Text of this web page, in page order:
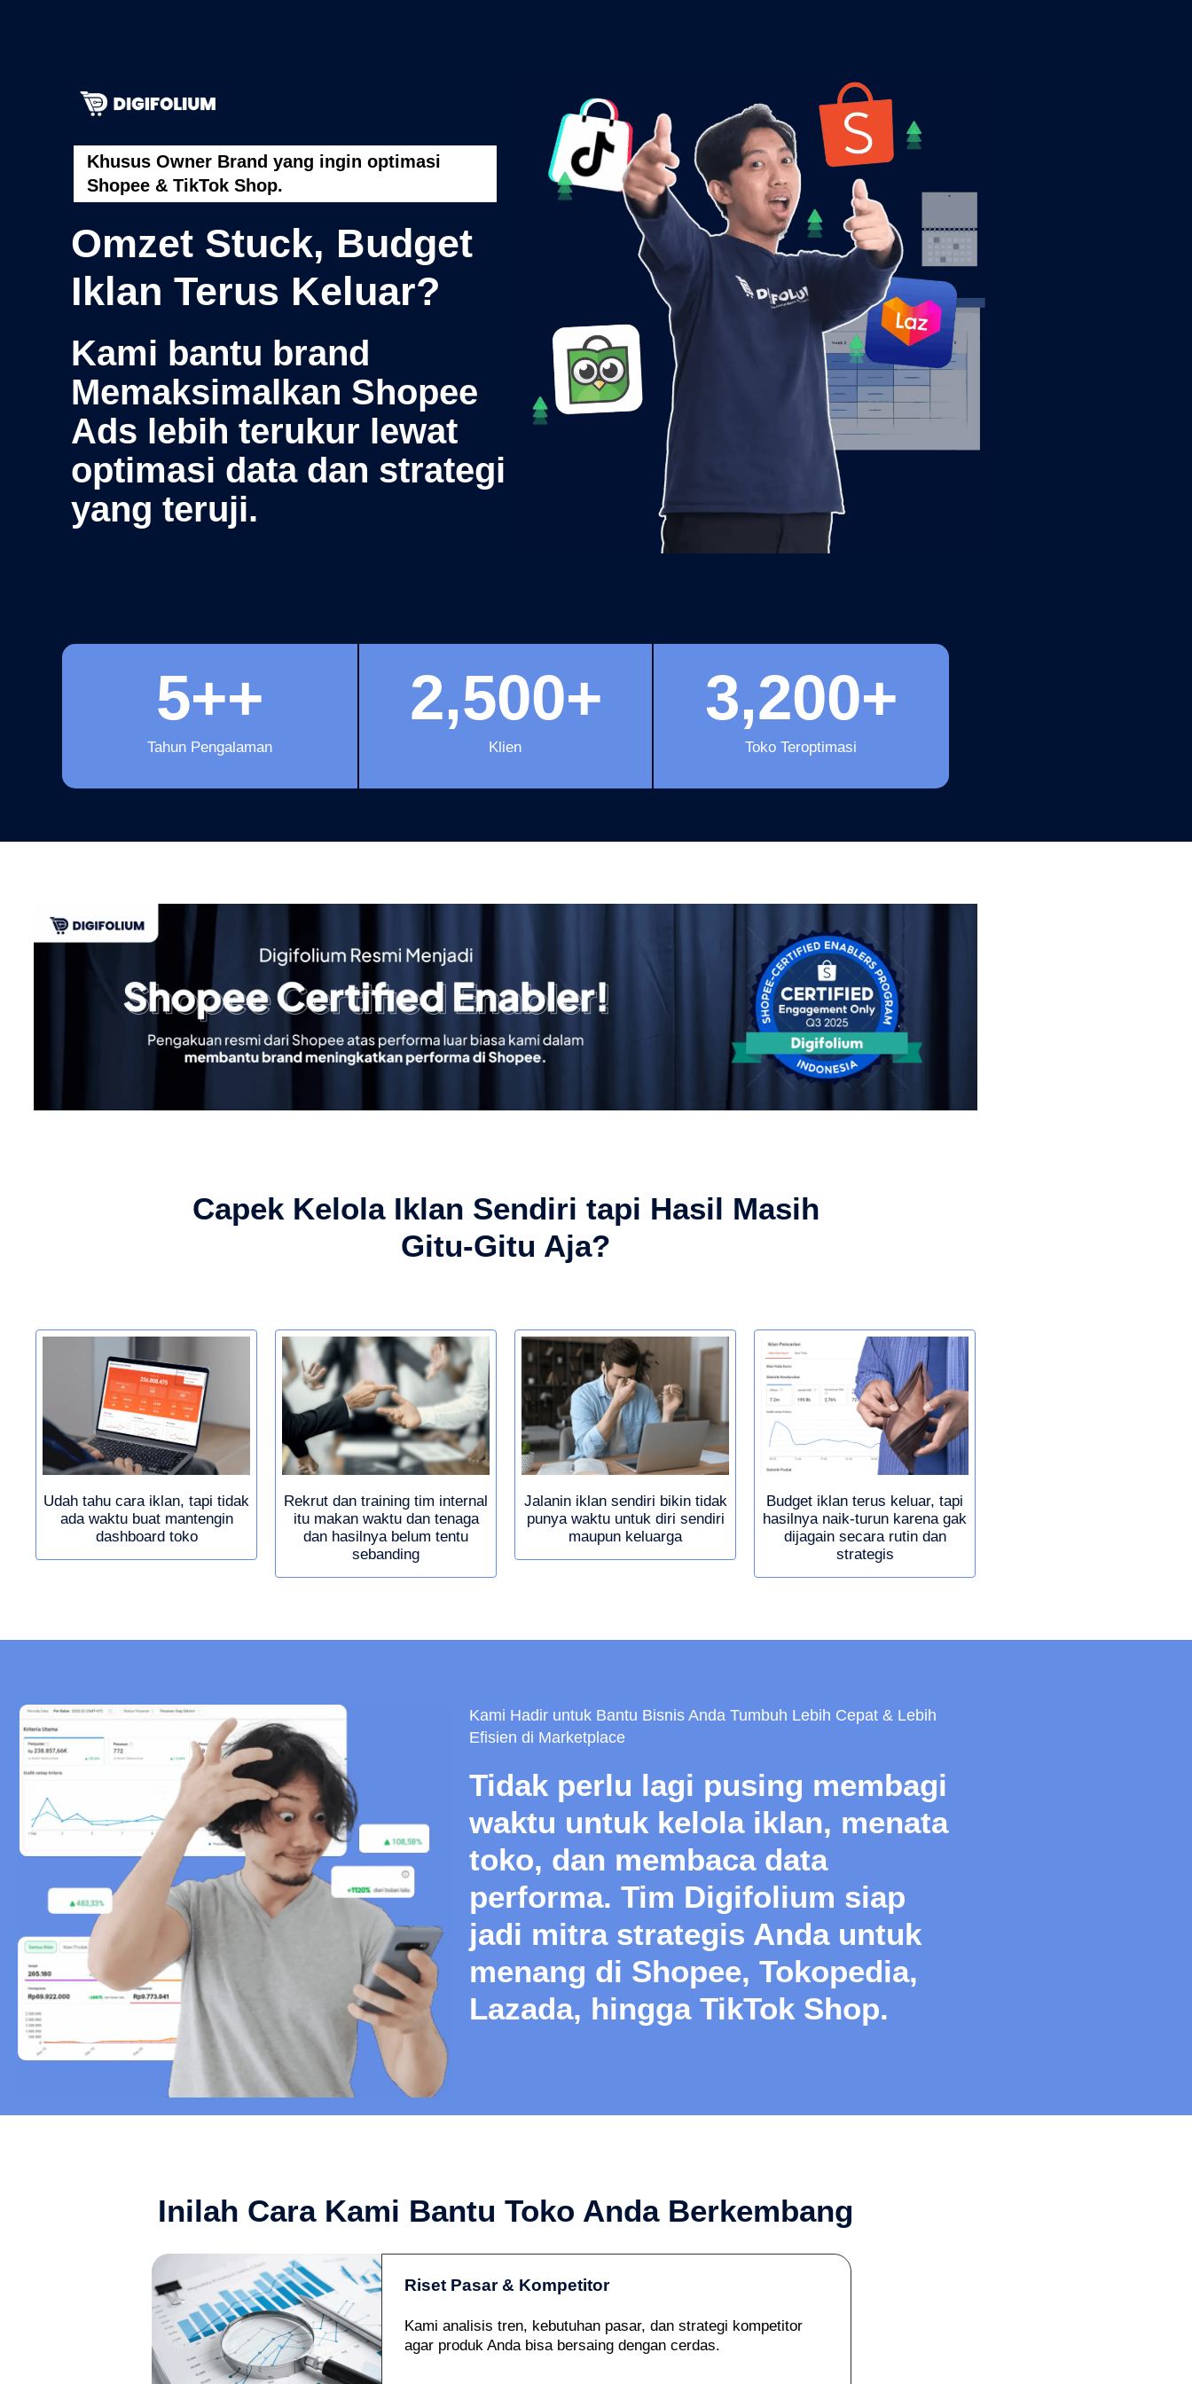
Khusus Owner Brand yang ingin optimasi
Shopee & TikTok Shop.
Omzet Stuck, Budget
Iklan Terus Keluar?
Kami bantu brand
Memaksimalkan Shopee
Ads lebih terukur lewat
optimasi data dan strategi
yang teruji.
Tahun Pengalaman
5++
Klien
2,500+
Toko Teroptimasi
3,200+
Capek Kelola Iklan Sendiri tapi Hasil Masih
Gitu-Gitu Aja?
Udah tahu cara iklan, tapi tidak
ada waktu buat mantengin
dashboard toko
Rekrut dan training tim internal
itu makan waktu dan tenaga
dan hasilnya belum tentu
sebanding
Jalanin iklan sendiri bikin tidak
punya waktu untuk diri sendiri
maupun keluarga
Budget iklan terus keluar, tapi
hasilnya naik-turun karena gak
dijagain secara rutin dan
strategis
Kami Hadir untuk Bantu Bisnis Anda Tumbuh Lebih Cepat & Lebih
Efisien di Marketplace
Tidak perlu lagi pusing membagi
waktu untuk kelola iklan, menata
toko, dan membaca data
performa. Tim Digifolium siap
jadi mitra strategis Anda untuk
menang di Shopee, Tokopedia,
Lazada, hingga TikTok Shop.
Inilah Cara Kami Bantu Toko Anda Berkembang
Riset Pasar & Kompetitor
Kami analisis tren, kebutuhan pasar, dan strategi kompetitor
agar produk Anda bisa bersaing dengan cerdas.